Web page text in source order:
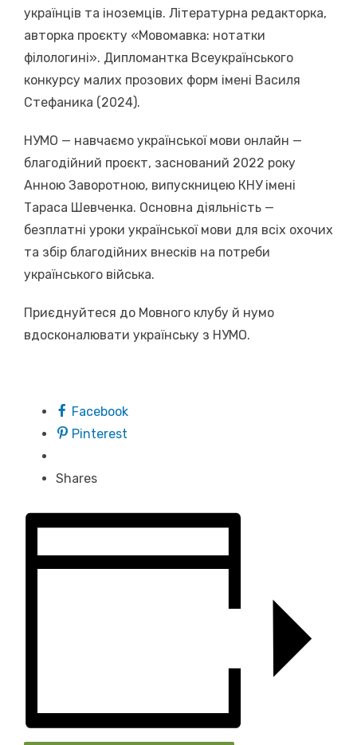
українців та іноземців. Літературна редакторка,
авторка проєкту «Мовомавка: нотатки
філологині». Дипломантка Всеукраїнського
конкурсу малих прозових форм імені Василя
Стефаника (2024).
НУМО — навчаємо української мови онлайн —
благодійний проєкт, заснований 2022 року
Анною Заворотною, випускницею КНУ імені
Тараса Шевченка. Основна діяльність —
безплатні уроки української мови для всіх охочих
та збір благодійних внесків на потреби
українського війська.
Приєднуйтеся до Мовного клубу й нумо
вдосконалювати українську з НУМО.
Facebook
Pinterest
Shares